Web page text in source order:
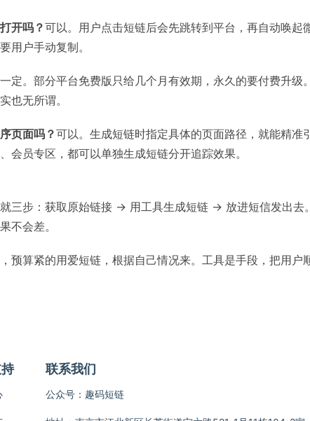
开吗？可以。用户点击短链后会先跳转到平台，再自动唤起
用户手动复制。
定。部分平台免费版只给几个月有效期，永久的要付费升级
也无所谓。
页面吗？可以。生成短链时指定具体的页面路径，就能精准
会员专区，都可以单独生成短链分开追踪效果。
三步：获取原始链接 → 用工具生成短链 → 放进短信发出去
不会差。
预算紧的用爱短链，根据自己情况来。工具是手段，把用户
联系我们
公众号：趣码短链